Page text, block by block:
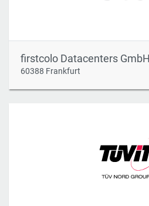
firstcolo Datacenters GmbH
60388 Frankfurt